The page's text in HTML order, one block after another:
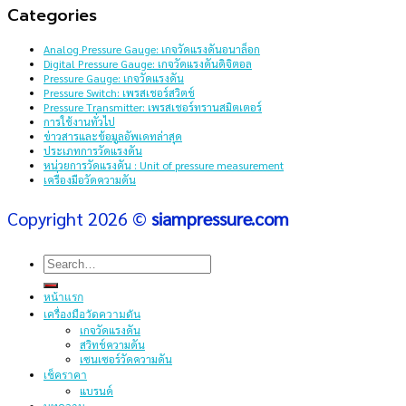
Categories
Analog Pressure Gauge: เกจวัดแรงดันอนาล็อก
Digital Pressure Gauge: เกจวัดแรงดันดิจิตอล
Pressure Gauge: เกจวัดแรงดัน
Pressure Switch: เพรสเชอร์สวิตช์
Pressure Transmitter: เพรสเชอร์ทรานสมิตเตอร์
การใช้งานทั่วไป
ข่าวสารและข้อมูลอัพเดทล่าสุด
ประเภทการวัดแรงดัน
หน่วยการวัดแรงดัน : Unit of pressure measurement
เครื่องมือวัดความดัน
Copyright 2026 © siampressure.com
Search
for:
หน้าแรก
เครื่องมือวัดความดัน
เกจวัดแรงดัน
สวิทช์ความดัน
เซนเซอร์วัดความดัน
เช็คราคา
แบรนด์